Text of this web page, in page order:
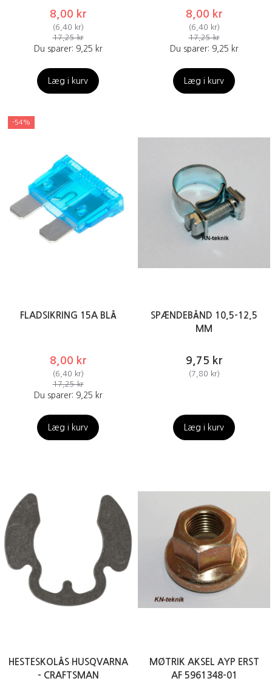
8,00 kr
(6,40 kr)
17,25 kr
Du sparer: 9,25 kr
Læg i kurv
8,00 kr
(6,40 kr)
17,25 kr
Du sparer: 9,25 kr
Læg i kurv
-54%
FLADSIKRING 15A BLÅ
8,00 kr
(6,40 kr)
17,25 kr
Du sparer: 9,25 kr
Læg i kurv
SPÆNDEBÅND 10,5-12,5
MM
9,75 kr
(7,80 kr)
Læg i kurv
HESTESKOLÅS HUSQVARNA
- CRAFTSMAN
MØTRIK AKSEL AYP ERST
AF 5961348-01